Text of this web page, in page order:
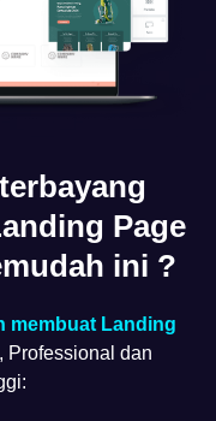
Page
ini ?
membuat Landing
Professional dan